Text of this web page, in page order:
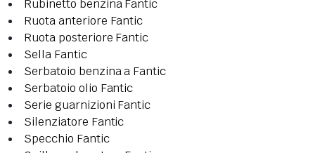
Rubinetto benzina Fantic
Ruota anteriore Fantic
Ruota posteriore Fantic
Sella Fantic
Serbatoio benzina a Fantic
Serbatoio olio Fantic
Serie guarnizioni Fantic
Silenziatore Fantic
Specchio Fantic